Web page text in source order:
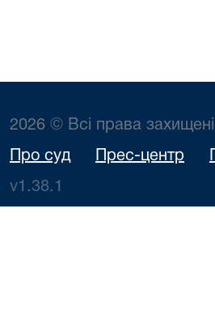
2026 © Всі права захищені
Про суд Прес-центр
v1.38.1